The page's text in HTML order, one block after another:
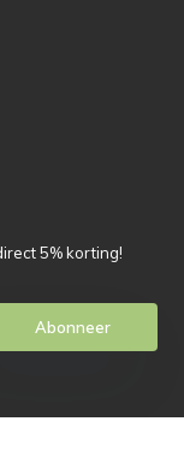
5% korting!
Abonneer